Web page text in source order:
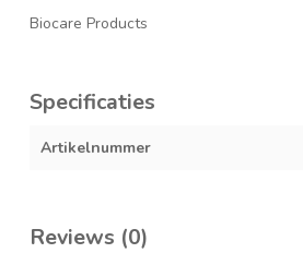
Biocare Products
Specificaties
Artikelnummer
Reviews (0)